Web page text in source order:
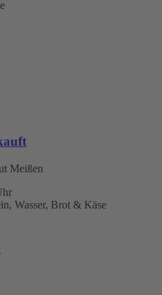
Meißen
Wasser, Brot & Käse